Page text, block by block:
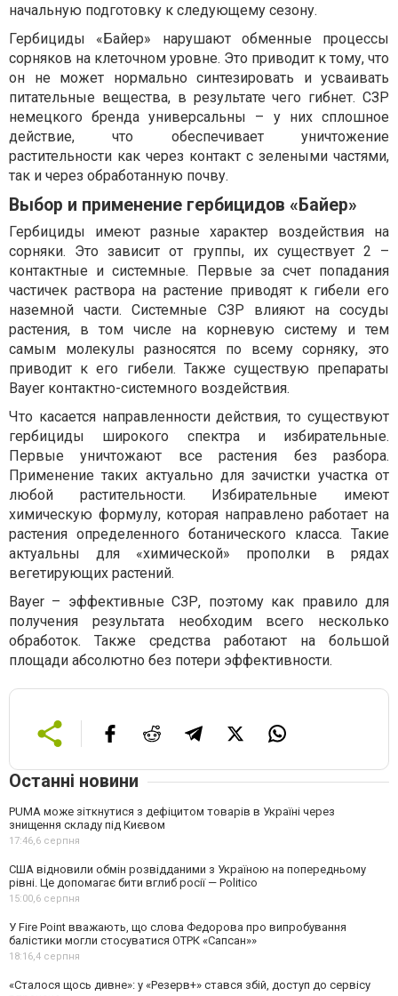
начальную подготовку к следующему сезону.
Гербициды «Байер» нарушают обменные процессы
сорняков на клеточном уровне. Это приводит к тому, что
он не может нормально синтезировать и усваивать
питательные вещества, в результате чего гибнет. СЗР
немецкого бренда универсальны – у них сплошное
действие, что обеспечивает уничтожение
растительности как через контакт с зелеными частями,
так и через обработанную почву.
Выбор и применение гербицидов «Байер»
Гербициды имеют разные характер воздействия на
сорняки. Это зависит от группы, их существует 2 –
контактные и системные. Первые за счет попадания
частичек раствора на растение приводят к гибели его
наземной части. Системные СЗР влияют на сосуды
растения, в том числе на корневую систему и тем
самым молекулы разносятся по всему сорняку, это
приводит к его гибели. Также существую препараты
Bayer контактно-системного воздействия.
Что касается направленности действия, то существуют
гербициды широкого спектра и избирательные.
Первые уничтожают все растения без разбора.
Применение таких актуально для зачистки участка от
любой растительности. Избирательные имеют
химическую формулу, которая направлено работает на
растения определенного ботанического класса. Такие
актуальны для «химической» прополки в рядах
вегетирующих растений.
Bayer – эффективные СЗР, поэтому как правило для
получения результата необходим всего несколько
обработок. Также средства работают на большой
площади абсолютно без потери эффективности.
Останні новини
PUMA може зіткнутися з дефіцитом товарів в Україні через
знищення складу під Києвом
17:46,6 серпня
США відновили обмін розвідданими з Україною на попередньому
рівні. Це допомагає бити вглиб росії — Politico
15:00,6 серпня
У Fire Point вважають, що слова Федорова про випробування
балістики могли стосуватися ОТРК «Сапсан»»
18:16,4 серпня
«Сталося щось дивне»: у «Резерв+» стався збій, доступ до сервісу